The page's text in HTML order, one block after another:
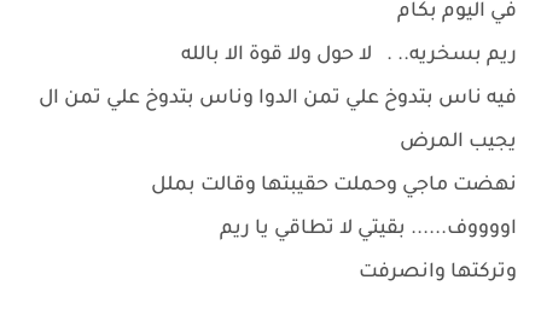
في اليوم بكام
ريم بسخريه.. . لا حول ولا قوة الا بالله
فيه ناس بتدوخ علي تمن الدوا وناس بتدوخ علي تمن ال
يجيب المرض
نهضت ماجي وحملت حقيبتها وقالت بملل
اووووف...... بقيتي لا تطاقي يا ريم
وتركتها وانصرفت